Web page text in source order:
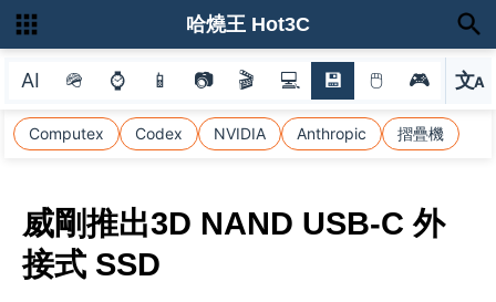
AI 🪖 ⌚ 📱 📷 🎬 💻 💾 🖱 🎮 文A
選
Computex Codex NVIDIA Anthropic 摺疊機
哈燒王 Hot3C
威剛推出3D NAND USB-C 外
接式 SSD